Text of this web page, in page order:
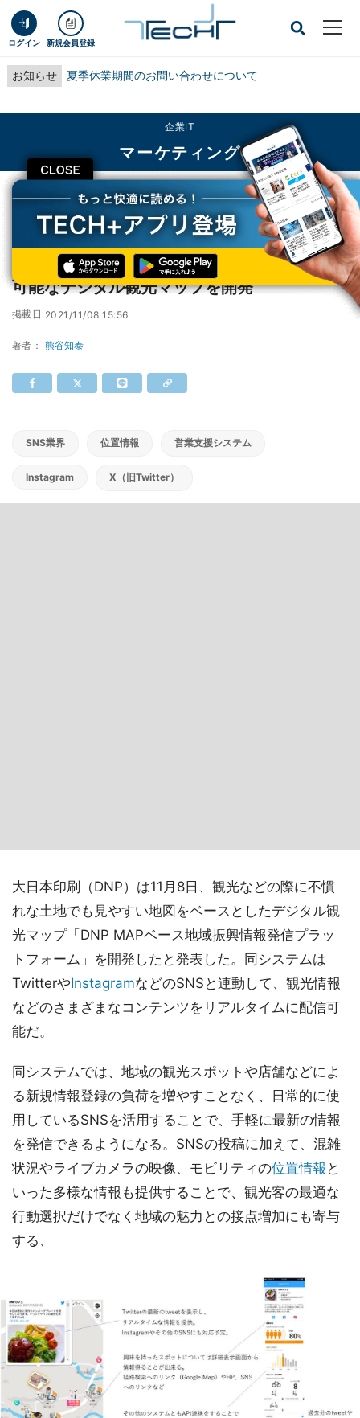
ログイン 新規会員登録
お知らせ 夏季休業期間のお問い合わせについて
CLOSE
企業IT
マーケティング
TECH+ 企業IT
マーケティング
DNP、SNSと連動して最新の観光情報を提供可能なデジタル観光マップを開発
DNP、SNSと連動して最新の観光情報を提供
可能なデジタル観光マップを開発
掲載日 2021/11/08 15:56
著者： 熊谷知泰
SNS業界 位置情報 営業支援システム
Instagram X（旧Twitter）
大日本印刷（DNP）は11月8日、観光などの際に不慣
れな土地でも見やすい地図をベースとしたデジタル観
光マップ「DNP MAPベース地域振興情報発信プラッ
トフォーム」を開発したと発表した。同システムは
TwitterやInstagramなどのSNSと連動して、観光情報
などのさまざまなコンテンツをリアルタイムに配信可
能だ。
同システムでは、地域の観光スポットや店舗などによ
る新規情報登録の負荷を増やすことなく、日常的に使
用しているSNSを活用することで、手軽に最新の情報
を発信できるようになる。SNSの投稿に加えて、混雑
状況やライブカメラの映像、モビリティの位置情報 と
いった多様な情報も提供することで、観光客の最適な
行動選択だけでなく地域の魅力との接点増加にも寄与
する、